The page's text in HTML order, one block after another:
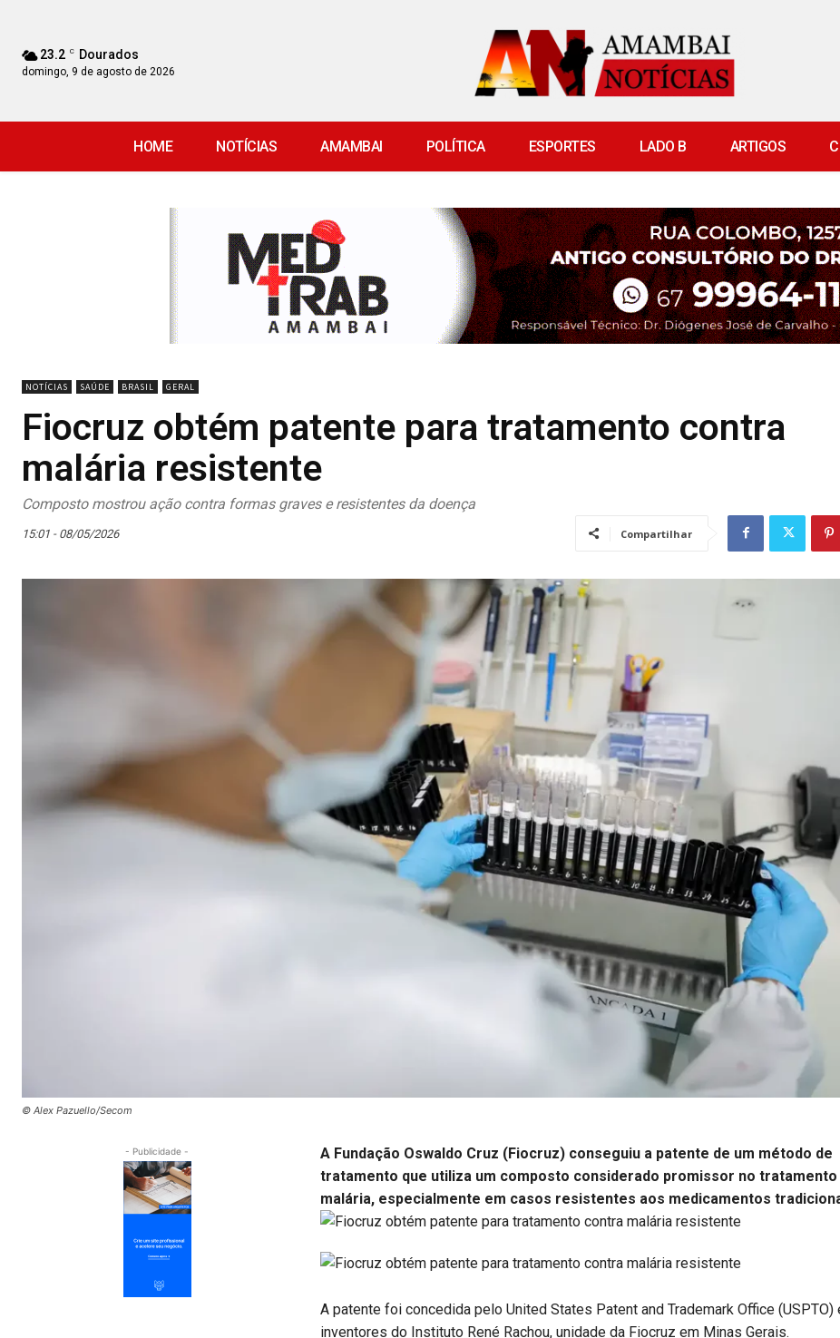
23.2 C Dourados
domingo, 9 de agosto de 2026
HOME NOTÍCIAS AMAMBAI POLÍTICA ESPORTES LADO B ARTIGOS
NOTÍCIAS SAÚDE BRASIL GERAL
Fiocruz obtém patente para tratamento contra
malária resistente
Composto mostrou ação contra formas graves e resistentes da doença
15:01 - 08/05/2026 Compartilhar
© Alex Pazuello/Secom
- Publicidade -
A Fundação Oswaldo Cruz (Fiocruz) conseguiu a patente de um método de
tratamento que utiliza um composto considerado promissor no tratamento
malária, especialmente em casos resistentes aos medicamentos
A patente foi concedida pelo United States Patent and Trademark Office (USPTO)
inventores do Instituto René Rachou, unidade da Fiocruz em Minas Gerais.